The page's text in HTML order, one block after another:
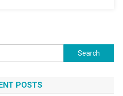
Search
for:
POSTS